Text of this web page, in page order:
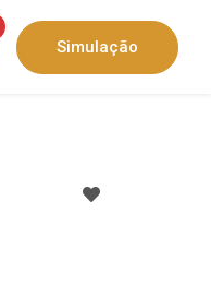
Simulação